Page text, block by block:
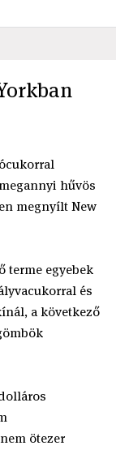
hűvös
megnyílt New
terme egyebek
és
a következő
ötezer